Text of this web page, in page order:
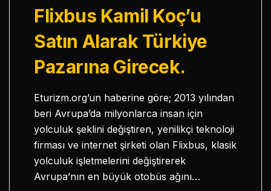
Flixbus Kamil Koç’u
Satın Alarak Türkiye
Pazarına Girecek.
Eturizm.org’un haberine göre; 2013 yılından
beri Avrupa’da milyonlarca insan için
yolculuk şeklini değiştiren, yenilikçi teknoloji
firması ve internet şirketi olan Flixbus, klasik
yolculuk işletmelerini değiştirerek
Avrupa’nın en büyük otobüs ağını…